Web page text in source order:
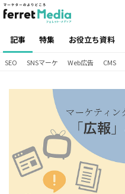
記事 特集 お役立ち資料
SEO SNSマーケ Web広告 CMS